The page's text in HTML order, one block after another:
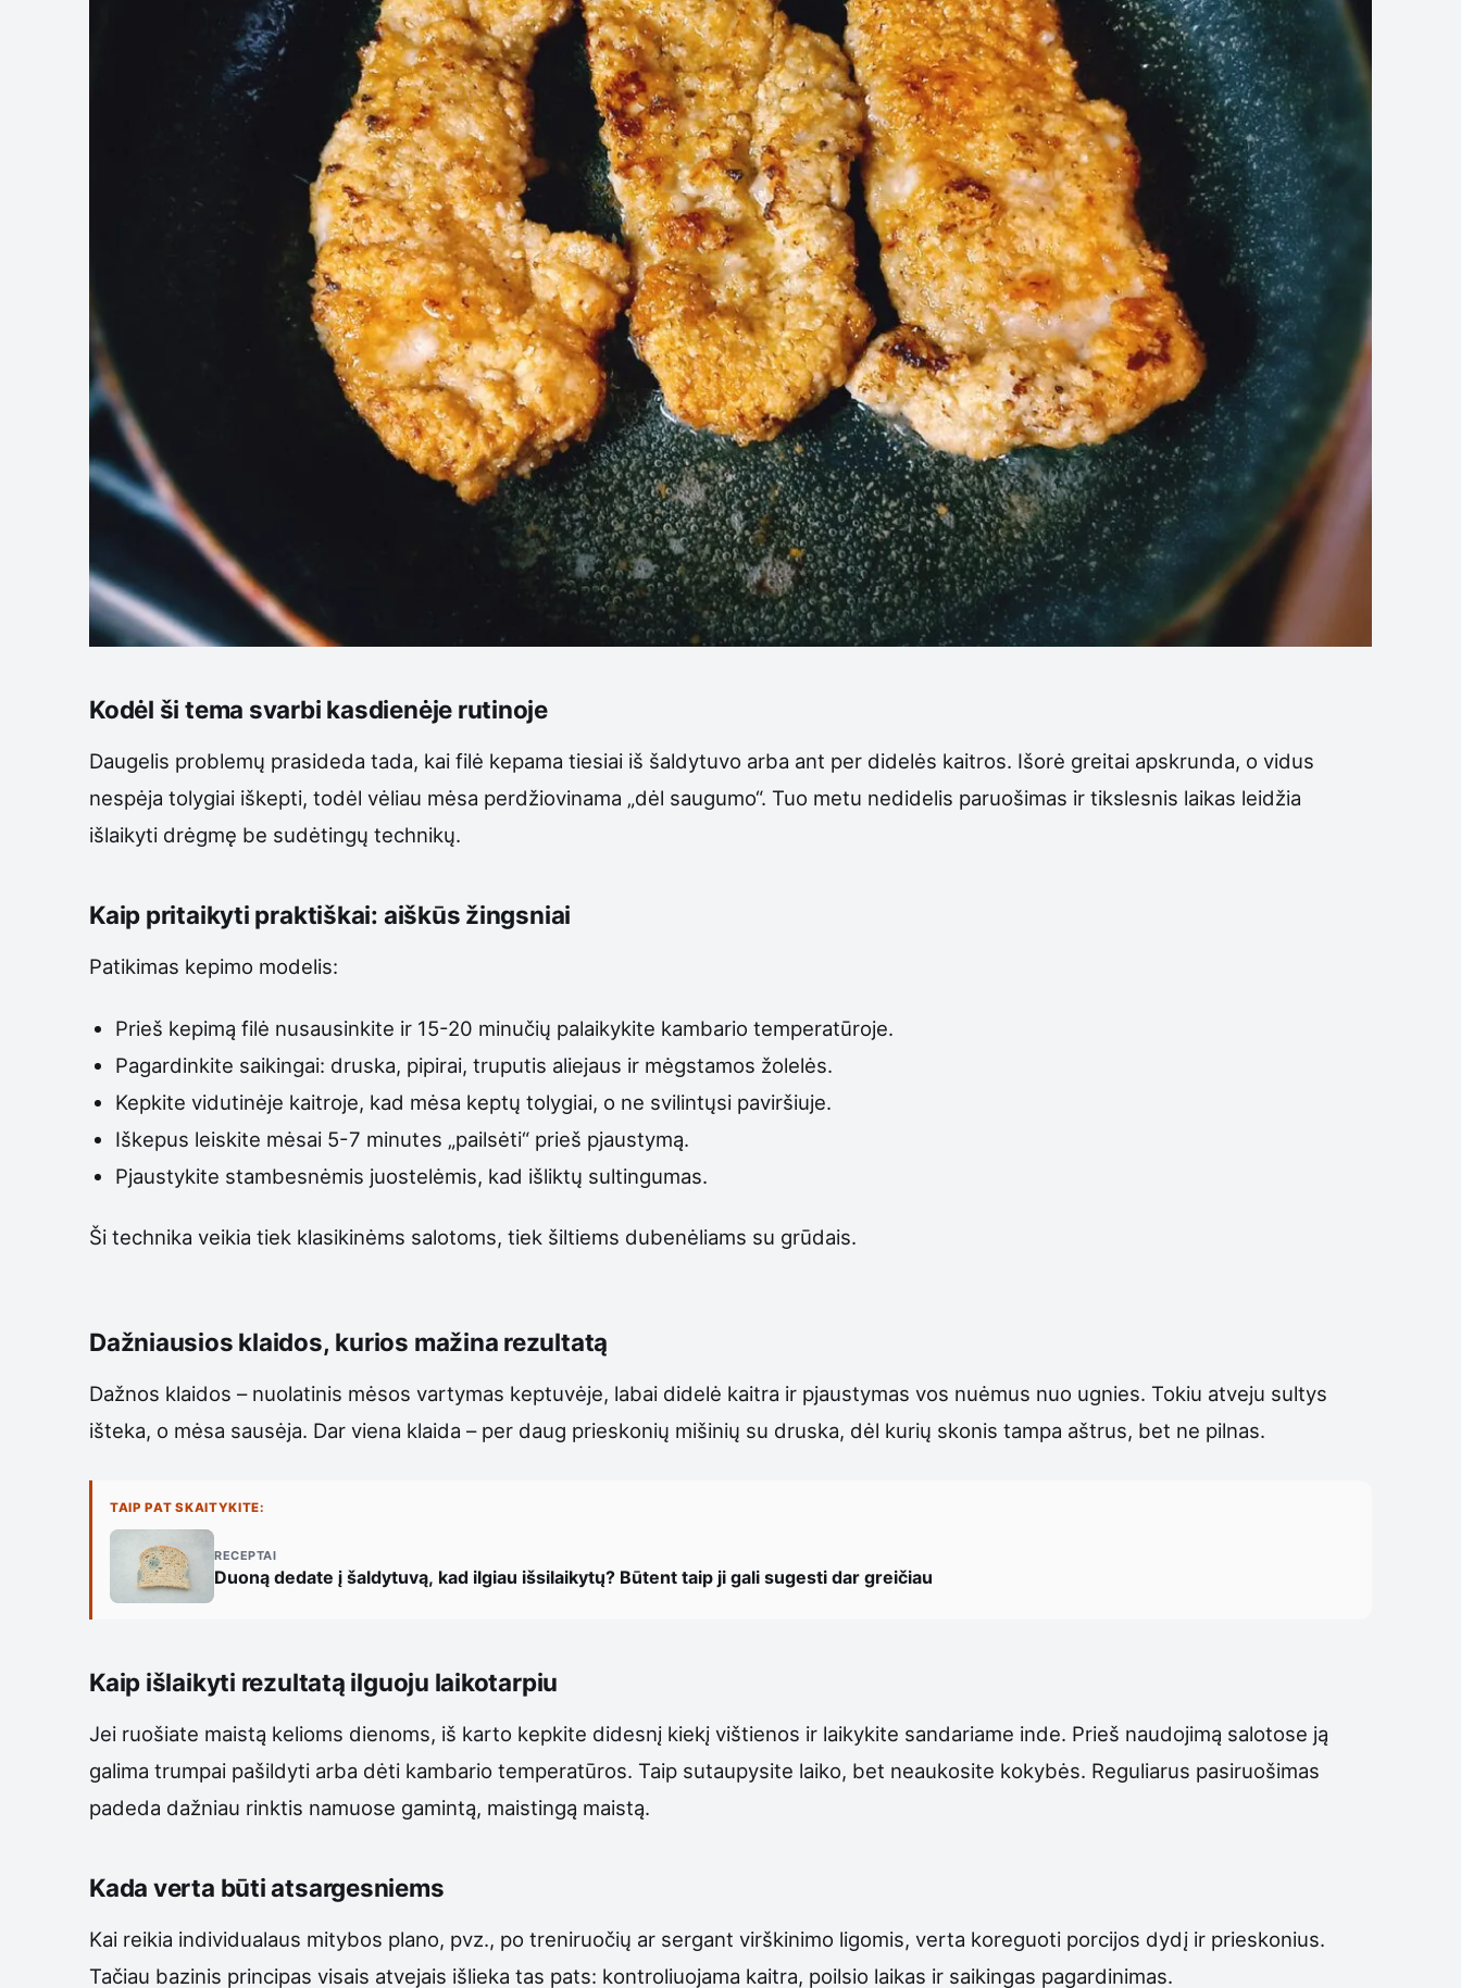
Kodėl ši tema svarbi kasdienėje rutinoje
Daugelis problemų prasideda tada, kai filė kepama tiesiai iš šaldytuvo arba ant per didelės kaitros. Išorė greitai apskrunda, o vidus
nespėja tolygiai iškepti, todėl vėliau mėsa perdžiovinama „dėl saugumo“. Tuo metu nedidelis paruošimas ir tikslesnis laikas leidžia
išlaikyti drėgmę be sudėtingų technikų.
Kaip pritaikyti praktiškai: aiškūs žingsniai
Patikimas kepimo modelis:
Prieš kepimą filė nusausinkite ir 15-20 minučių palaikykite kambario temperatūroje.
Pagardinkite saikingai: druska, pipirai, truputis aliejaus ir mėgstamos žolelės.
Kepkite vidutinėje kaitroje, kad mėsa keptų tolygiai, o ne svilintųsi paviršiuje.
Iškepus leiskite mėsai 5-7 minutes „pailsėti“ prieš pjaustymą.
Pjaustykite stambesnėmis juostelėmis, kad išliktų sultingumas.
Ši technika veikia tiek klasikinėms salotoms, tiek šiltiems dubenėliams su grūdais.
Dažniausios klaidos, kurios mažina rezultatą
Dažnos klaidos – nuolatinis mėsos vartymas keptuvėje, labai didelė kaitra ir pjaustymas vos nuėmus nuo ugnies. Tokiu atveju sultys
išteka, o mėsa sausėja. Dar viena klaida – per daug prieskonių mišinių su druska, dėl kurių skonis tampa aštrus, bet ne pilnas.
TAIP PAT SKAITYKITE:
RECEPTAI
Duoną dedate į šaldytuvą, kad ilgiau išsilaikytų? Būtent taip ji gali sugesti dar greičiau
Kaip išlaikyti rezultatą ilguoju laikotarpiu
Jei ruošiate maistą kelioms dienoms, iš karto kepkite didesnį kiekį vištienos ir laikykite sandariame inde. Prieš naudojimą salotose ją
galima trumpai pašildyti arba dėti kambario temperatūros. Taip sutaupysite laiko, bet neaukosite kokybės. Reguliarus pasiruošimas
padeda dažniau rinktis namuose gamintą, maistingą maistą.
Kada verta būti atsargesniems
Kai reikia individualaus mitybos plano, pvz., po treniruočių ar sergant virškinimo ligomis, verta koreguoti porcijos dydį ir prieskonius.
Tačiau bazinis principas visais atvejais išlieka tas pats: kontroliuojama kaitra, poilsio laikas ir saikingas pagardinimas.